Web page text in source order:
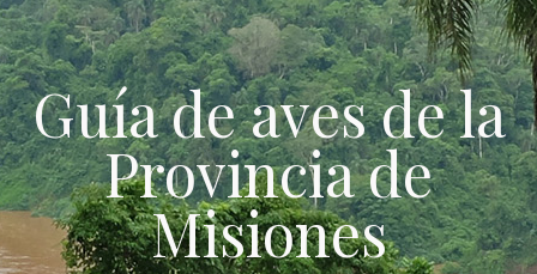
Skip to content
Guía de aves de la
Provincia de
Misiones